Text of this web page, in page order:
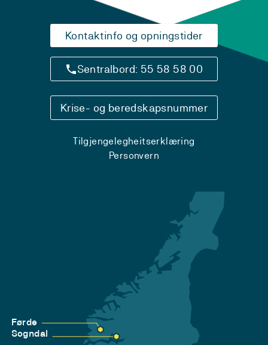
Kontaktinfo og opningstider
Sentralbord: 55 58 58 00
Krise- og beredskapsnummer
Tilgjengelegheitserklæring
Personvern
Førde
Sogndal